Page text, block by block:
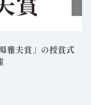
雅夫賞」の授賞式